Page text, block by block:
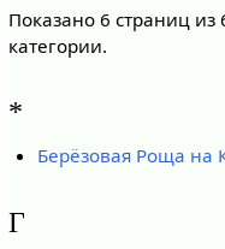
Показано 6 страниц
категории.
*
Берёзовая Роща на
Г